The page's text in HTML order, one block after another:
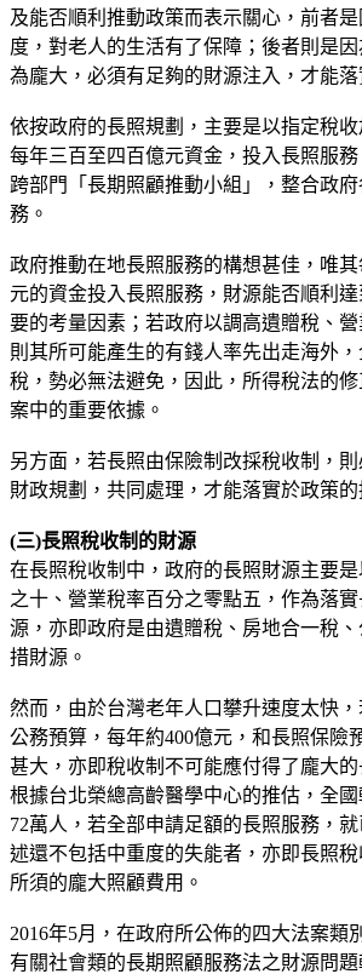
及能否順利推動政策而表示關心，前者
度，對老人的生活有了保障；後者則是
為龐大，必須有足夠的財源注入，才能落
依按政府的長照規劃，主要是以指定稅
每年三百至四百億元資金，投入長照服
跨部門「長期照顧推動小組」，整合政
務。
政府推動在地長照服務的構想甚佳，唯
元的資金投入長照服務，財源能否順利
要的考量因素；若政府以調高遺贈稅、營
則其所可能產生的有錢人率先出走海外
稅，勢必無法避免，因此，所得稅法的
案中的重要依據。
另方面，若長照由保險制改採稅收制，
財政規劃，共同處理，才能落實於政策的
(三)長照稅收制的財源
在長照稅收制中，政府的長照財源主要
之十、營業稅率百分之零點五，作為落
源，亦即政府是由遺贈稅、房地合一稅
措財源。
然而，由於台灣老年人口攀升速度太快
公務預算，每年約400億元，和長照保險
甚大，亦即稅收制不可能應付得了龐大
根據台北榮總高齡醫學中心的推估，全
72萬人，若全部申請足額的長照服務，
述還不包括中重度的失能者，亦即長照
所須的龐大照顧費用。
2016年5月，在政府所公佈的四大法案類
有關社會類的長期照顧服務法之財源問